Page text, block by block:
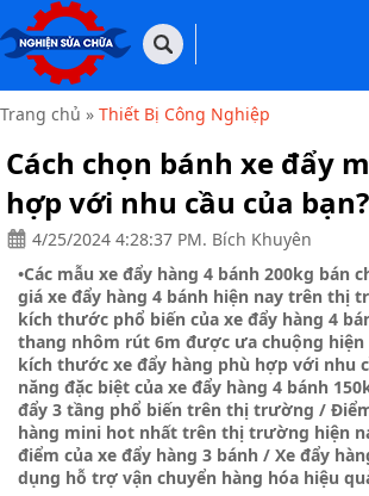
TRANG
BỊ
PHÒNG
THIẾT
BỊ
GIA
DỤNG
THIẾT
CÔNG
NGHIỆP
NHÀ
CỬA
Trang chủ » Thiết Bị Công Nghiệp
Cách chọn bánh xe đẩy
hợp với nhu cầu của bạn?
4/25/2024 4:28:37 PM. Bích Khuyên
•Các mẫu xe đẩy hàng 4 bánh 200kg bán
giá xe đẩy hàng 4 bánh hiện nay trên thị
kích thước phổ biến của xe đẩy hàng 4
thang nhôm rút 6m được ưa chuộng hiện
kích thước xe đẩy hàng phù hợp với nhu
năng đặc biệt của xe đẩy hàng 4 bánh
đẩy 3 tầng phổ biến trên thị trường /
hàng mini hot nhất trên thị trường hiện
điểm của xe đẩy hàng 3 bánh / Xe đẩy
dụng hỗ trợ vận chuyển hàng hóa hiệu